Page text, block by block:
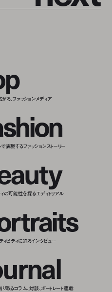
p
る、ファッションメディア
shion
表現するファッションストーリー
auty
の可能性を探るエディトリアル
rtraits
ィビティに迫るインタビュー
urnal
取るコラム、対談、ポートレート連載